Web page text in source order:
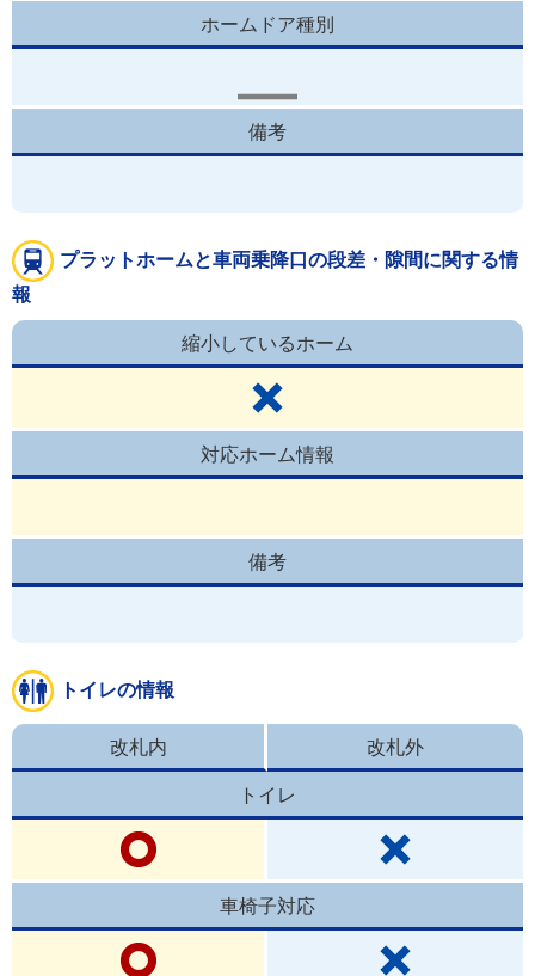
ホームドア種別
備考
プラットホームと車両乗降口の段差・隙間に関する情
報
縮小しているホーム
対応ホーム情報
備考
トイレの情報
改札内 改札外
トイレ
車椅子対応